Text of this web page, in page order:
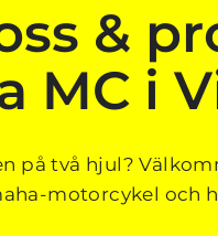
&
MC i
på två hjul?
motorcykel och